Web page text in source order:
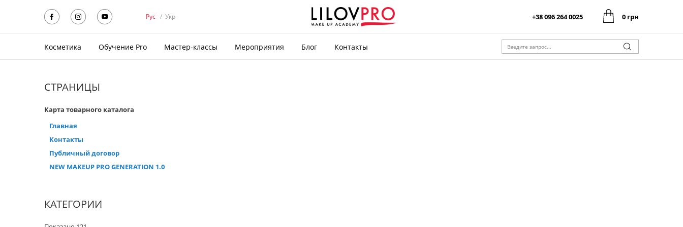
Рус / Укр +38 096 264 0025 0 грн
Косметика Обучение Pro Мастер-классы Мероприятия Блог Контакты
СТРАНИЦЫ
Карта товарного каталога
Главная
Контакты
Публичный договор
NEW MAKEUP PRO GENERATION 1.0
КАТЕГОРИИ